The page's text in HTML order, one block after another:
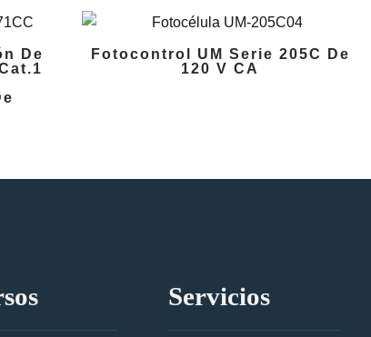
De
Fotocontrol UM Serie 205C De
120 V CA
Servicios